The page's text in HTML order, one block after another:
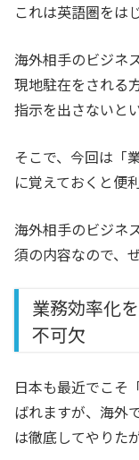
これは英語圏をは
海外相手のビジネ
現地駐在をされる
指示を出さないと
そこで、今回は「
に覚えておくと便
海外相手のビジネ
須の内容なので、
業務効率化
不可欠
日本も最近でこそ
ばれますが、海外
は徹底してやりた